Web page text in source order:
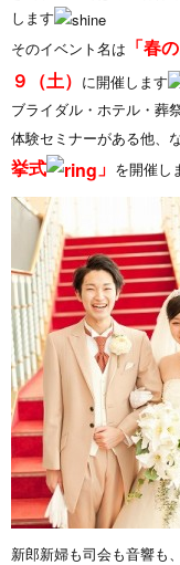
します
そのイベント名は 「春
９（土） に開催します
ブライダル・ホテル・葬
体験セミナーがある他、
挙式
」 を開催し
新郎新婦も司会も音響も